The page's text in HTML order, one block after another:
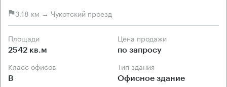
3.18 км → Чукотский проезд
Площади
2542 кв.м
Цена продажи
по запросу
Класс офисов
B
Тип здания
Офисное здание